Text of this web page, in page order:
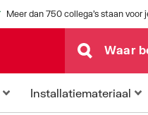
Meer dan 750 collega's staan voor
Installatiemateriaal